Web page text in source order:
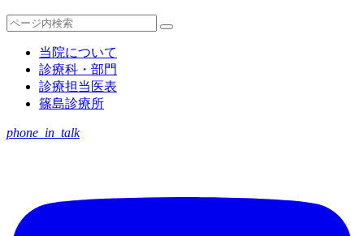
検
検
当院について
診療科・部門
診療担当医表
篠島診療所
phone_in_talk